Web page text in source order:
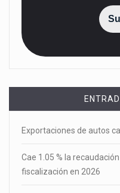
Exportaciones de autos
Cae 1.05 % la
fiscalización en 2026